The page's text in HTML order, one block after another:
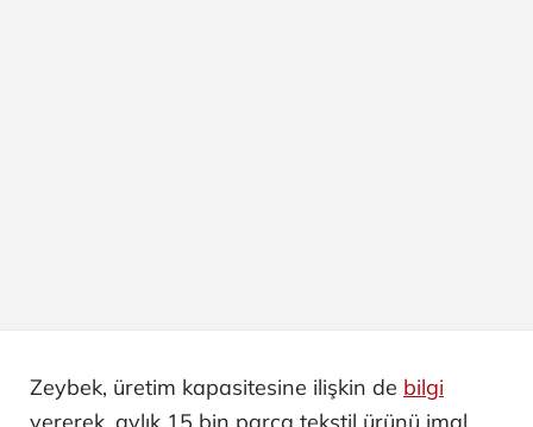
Zeybek, üretim kapasitesine ilişkin de bilgi